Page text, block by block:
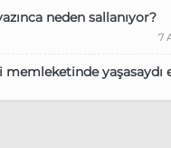
neden sallanıyor?
7
memleketinde yaşasaydı